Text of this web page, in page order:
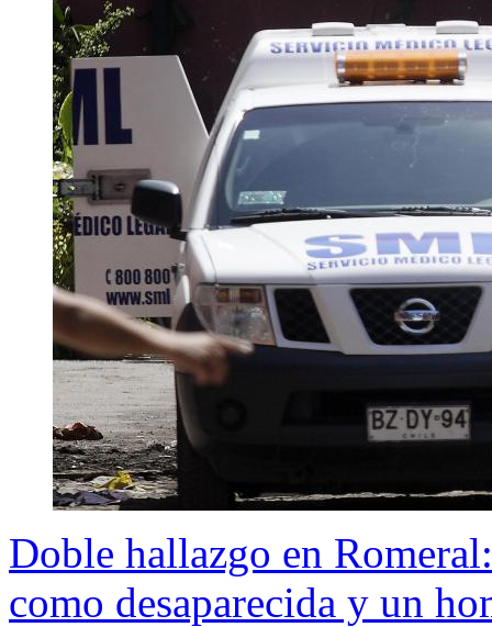
Doble hallazgo en
como desaparecida y un